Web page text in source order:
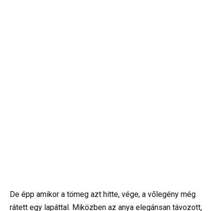
De épp amikor a tömeg azt hitte, vége, a vőlegény még
rátett egy lapáttal. Miközben az anya elegánsan távozott,